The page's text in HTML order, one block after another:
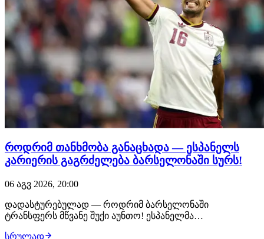
როდრიმ თანხმობა განაცხადა — ესპანელს
კარიერის გაგრძელება ბარსელონაში სურს!
06 აგვ 2026, 20:00
დადასტურებულად — როდრიმ ბარსელონაში
ტრანსფერს მწვანე შუქი აუნთო! ესპანელმა
სრულად